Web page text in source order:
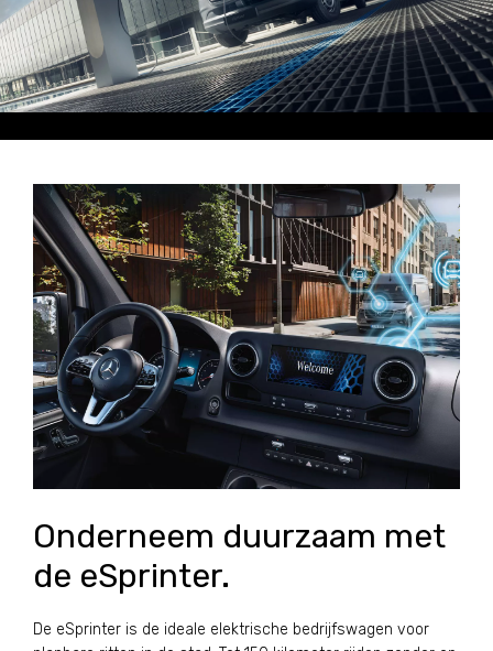
Onderneem duurzaam met
de eSprinter.
De eSprinter is de ideale elektrische bedrijfswagen voor